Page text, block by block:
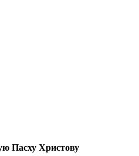
Пасху Христову